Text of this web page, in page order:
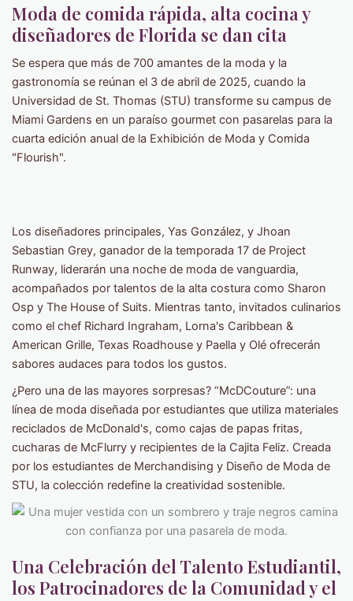
Moda de comida rápida, alta cocina y
diseñadores de Florida se dan cita
Se espera que más de 700 amantes de la moda y la
gastronomía se reúnan el 3 de abril de 2025, cuando la
Universidad de St. Thomas (STU) transforme su campus de
Miami Gardens en un paraíso gourmet con pasarelas para la
cuarta edición anual de la Exhibición de Moda y Comida
"Flourish".
Los diseñadores principales, Yas González, y Jhoan
Sebastian Grey, ganador de la temporada 17 de Project
Runway, liderarán una noche de moda de vanguardia,
acompañados por talentos de la alta costura como Sharon
Osp y The House of Suits. Mientras tanto, invitados culinarios
como el chef Richard Ingraham, Lorna's Caribbean &
American Grille, Texas Roadhouse y Paella y Olé ofrecerán
sabores audaces para todos los gustos.
¿Pero una de las mayores sorpresas? “McDCouture”: una
línea de moda diseñada por estudiantes que utiliza materiales
reciclados de McDonald's, como cajas de papas fritas,
cucharas de McFlurry y recipientes de la Cajita Feliz. Creada
por los estudiantes de Merchandising y Diseño de Moda de
STU, la colección redefine la creatividad sostenible.
Una Celebración del Talento Estudiantil,
los Patrocinadores de la Comunidad y el